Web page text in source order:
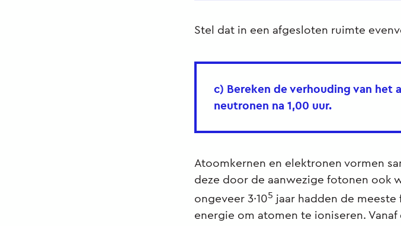
Stel dat in een afgesloten ruimte
c) Bereken de verhouding van het
neutronen na 1,00 uur.
Atoomkernen en elektronen vormen
deze door de aanwezige fotonen ook
ongeveer 3·105 jaar hadden de
energie om atomen te ioniseren.